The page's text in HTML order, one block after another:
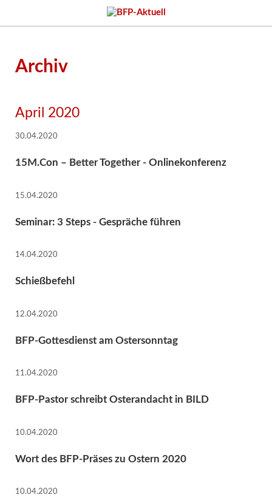
Archiv
April 2020
30.04.2020
15M.Con – Better Together - Onlinekonferenz
15.04.2020
Seminar: 3 Steps - Gespräche führen
14.04.2020
Schießbefehl
12.04.2020
BFP-Gottesdienst am Ostersonntag
11.04.2020
BFP-Pastor schreibt Osterandacht in BILD
10.04.2020
Wort des BFP-Präses zu Ostern 2020
10.04.2020